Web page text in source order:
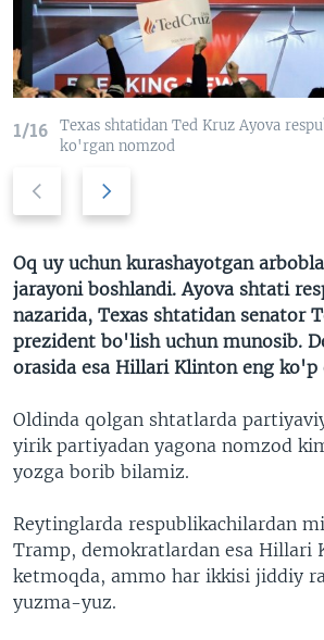
VIDEO
XABARLAR SURATLARDA
ODNOKLASSNIKI
TELEGRAM
TWITTER
SOUNDCLOUD
VOA
1/16
Texas shtatidan Ted Kruz Ayova
ko'rgan nomzod
Previous
slide
Next
slide
Oq uy uchun kurashayotgan
jarayoni boshlandi. Ayova shtati
nazarida, Texas shtatidan senator
prezident bo'lish uchun munosib.
orasida esa Hillari Klinton eng ko'p
Oldinda qolgan shtatlarda
yirik partiyadan yagona nomzod
yozga borib bilamiz.
Reytinglarda respublikachilardan
Tramp, demokratlardan esa Hillari
ketmoqda, ammo har ikkisi jiddiy
yuzma-yuz.